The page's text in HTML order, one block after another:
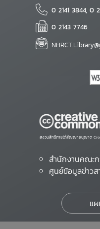
0 2141 3844, 0
0 2143 7746
สงวนสิทธิ์ภายใต้สัญญาอนุญาต
สำนักงานคณะ
ศูนย์ข้อมูลข่าวส
แ